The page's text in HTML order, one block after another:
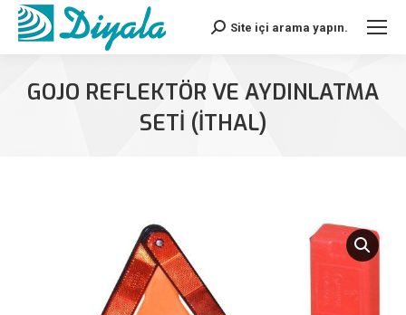
Search:Site içi arama yapın.
GOJO REFLEKTÖR VE AYDINLATMA
SETİ (İTHAL)